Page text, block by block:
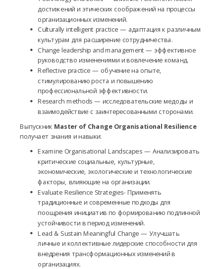
достижений и этических соображений на процессы
организационных изменений.
Culturally intelligent practice — адаптация к различным
культурам для расширение сотрудничества.
Change leadership and management — эффективное
руководство изменениями и вовлечение команд.
Reflective practice — обучение на опыте,
стимулированию роста и повышению
профессиональной эффективности.
Research methods — исследовательские медоды и
взаимодействие с заинтересованными сторонами.
Выпускник Master of Change Organisational Resilience
получает знания и навыки:
Examine Organisational Landscapes — Анализировать
критические социальные, культурные,
экономические, экологические и технологические
факторы, влияющие на организации.
Evaluate Resilience Strategies- Применять
традиционные и современные подходы для
поощрения инициатив по формированию подлинной
устойчивости в период изменений.
Lead & Sustain Meaningful Change — Улучшать
личные и коллективные лидерские способности для
внедрения трансформационных изменений в
организациях.